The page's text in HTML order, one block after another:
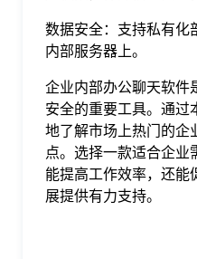
数据安全：支持私有化
内部服务器上。
企业内部办公聊天软件
安全的重要工具。通过
地了解市场上热门的企
点。选择一款适合企业
能提高工作效率，还能
展提供有力支持。